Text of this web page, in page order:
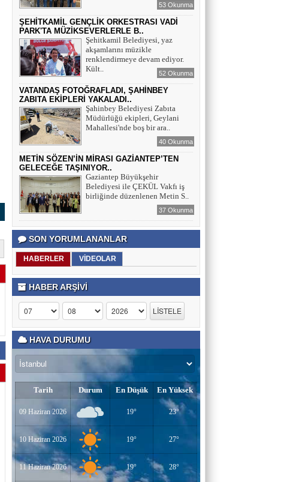
53 Okunma
ŞEHİTKAMİL GENÇLİK ORKESTRASI VADİ
PARK'TA MÜZİKSEVERLERLE B..
Şehitkamil Belediyesi, yaz
akşamlarını müzikle
renklendirmeye devam ediyor.
Kült..
52 Okunma
VATANDAŞ FOTOĞRAFLADI, ŞAHİNBEY
ZABITA EKİPLERİ YAKALADI..
Şahinbey Belediyesi Zabıta
Müdürlüğü ekipleri, Geylani
Mahallesi'nde boş bir ara..
40 Okunma
METİN SÖZEN’İN MİRASI GAZİANTEP’TEN
GELECEĞE TAŞINIYOR..
Gaziantep Büyükşehir
Belediyesi ile ÇEKÜL Vakfı iş
birliğinde düzenlenen Metin S..
37 Okunma
SON YORUMLANANLAR
HABERLER VİDEOLAR
HABER ARŞİVİ
HAVA DURUMU
Tarih Durum En Düşük En Yüksek
09 Haziran 2026 19° 23°
10 Haziran 2026 19° 27°
11 Haziran 2026 19° 28°